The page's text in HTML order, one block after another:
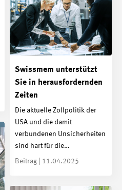
Swissmem unterstützt
Sie in herausfordernden
Zeiten
Die aktuelle Zollpolitik der
USA und die damit
verbundenen Unsicherheiten
sind hart für die…
Beitrag | 11.04.2025